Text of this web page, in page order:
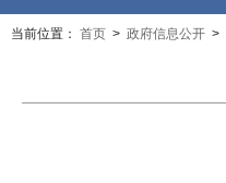
当前位置： 首页 > 政府信息公开 >